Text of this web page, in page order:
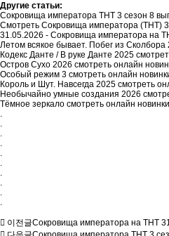
Другие статьи:
Сокровища императора ТНТ 3 сезон 8
Смотреть Сокровища императора (ТНТ) 3
31.05.2026 - Сокровища императора на
Летом всякое бывает. Побег из Сколбора
Кодекс Данте / В руке Данте 2025
Остров Сухо 2026 смотреть онлайн
Особый режим 3 смотреть онлайн
Король и Шут. Навсегда 2025 смотреть
Необычайно умные создания 2026
Тёмное зеркало смотреть онлайн новинки
.
.
.
.
.
.
.
.
.
.
이전글Сокровища императора на ТНТ